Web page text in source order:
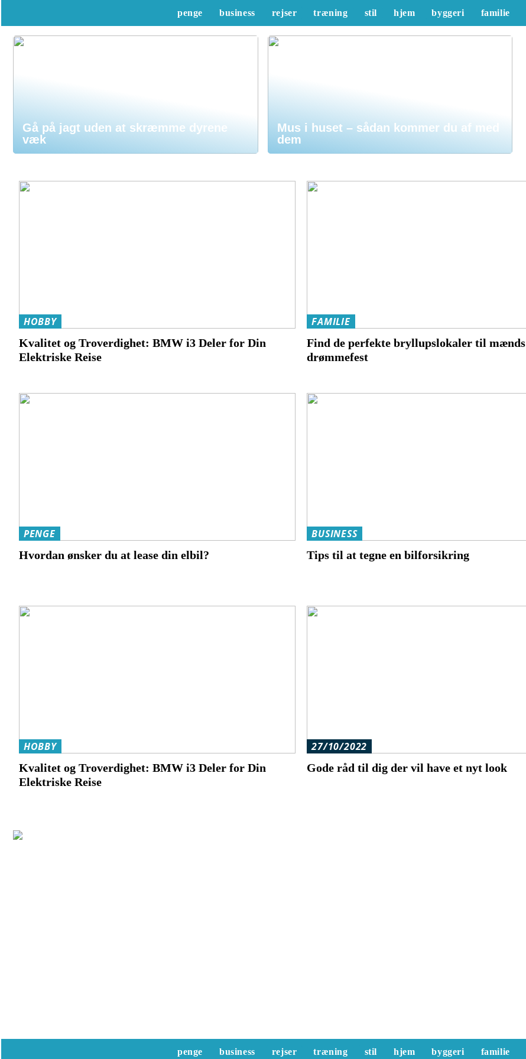
penge business rejser træning stil hjem byggeri familie
Gå på jagt uden at skræmme dyrene
væk
Mus i huset – sådan kommer du af med
dem
HOBBY
Kvalitet og Troverdighet: BMW i3 Deler for Din
Elektriske Reise
FAMILIE
Find de perfekte bryllupslokaler til mænds
drømmefest
PENGE
Hvordan ønsker du at lease din elbil?
BUSINESS
Tips til at tegne en bilforsikring
HOBBY
Kvalitet og Troverdighet: BMW i3 Deler for Din
Elektriske Reise
27/10/2022
Gode råd til dig der vil have et nyt look
penge business rejser træning stil hjem byggeri familie